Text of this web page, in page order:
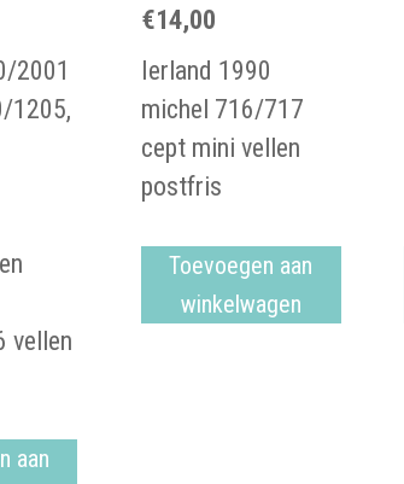
2001
1205,
vellen
aan
€14,00
Ierland 1990
michel 716/717
cept mini vellen
postfris
Toevoegen aan
winkelwagen